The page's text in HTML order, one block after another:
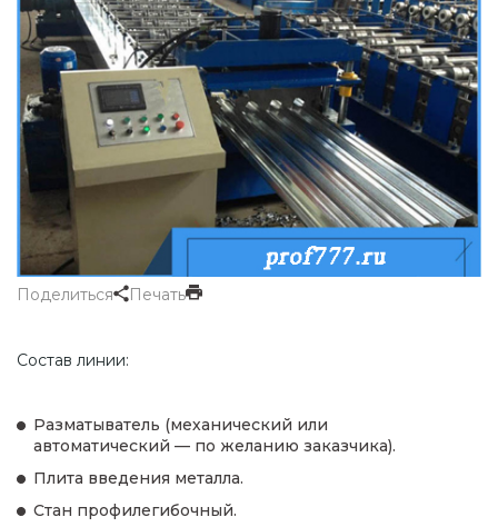
Поделиться Печать
Состав линии:
Разматыватель (механический или
автоматический — по желанию заказчика).
Плита введения металла.
Стан профилегибочный.